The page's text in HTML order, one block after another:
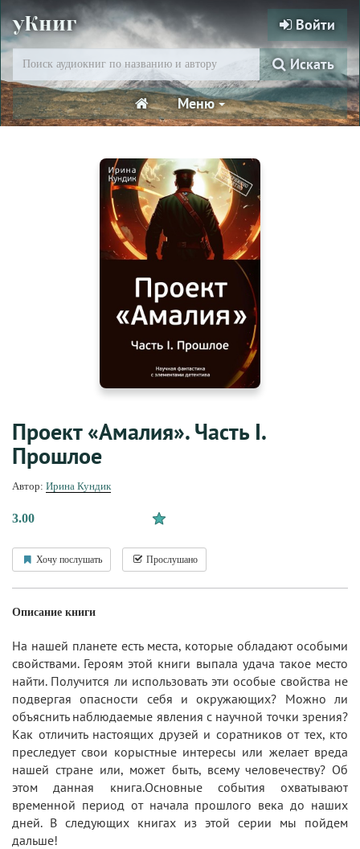
уКниг Войти
Искать
Меню
Проект «Амалия». Часть I.
Прошлое
Автор: Ирина Кундик
3.00
Хочу послушать Прослушано
Описание книги
На нашей планете есть места, которые обладают особыми
свойствами. Героям этой книги выпала удача такое место
найти. Получится ли использовать эти особые свойства не
подвергая опасности себя и окружающих? Можно ли
объяснить наблюдаемые явления с научной точки зрения?
Как отличить настоящих друзей и соратников от тех, кто
преследует свои корыстные интересы или желает вреда
нашей стране или, может быть, всему человечеству? Об
этом данная книга.Основные события охватывают
временной период от начала прошлого века до наших
дней. В следующих книгах из этой серии мы пойдем
дальше!